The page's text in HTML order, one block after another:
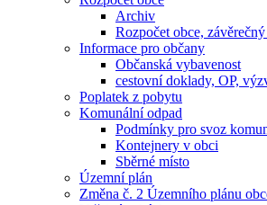
Archiv
Rozpočet obce,
Informace pro občany
Občanská vybavenost
cestovní doklady, OP,
Poplatek z pobytu
Komunální odpad
Podmínky pro svoz
Kontejnery v obci
Sběrné místo
Územní plán
Změna č. 2 Územního plánu